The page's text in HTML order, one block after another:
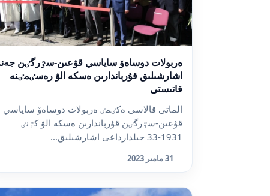
ەربولات دوساەۆ ساياسي قۋعىن-سٷرگٸن
اشارشىلىق قۇرباندارىن ەسكە الۋ رەسٸمٸنە
قاتىستى
الماتى قالاسى ەكٸمٸ ەربولات دوساەۆ ساياسي
قۋعىن-سٷرگٸن قۇرباندارىن ەسكە الۋ كٷنٸ
1931-33 جىلدارداعى اشارشىلىق...
31 مامىر 2023